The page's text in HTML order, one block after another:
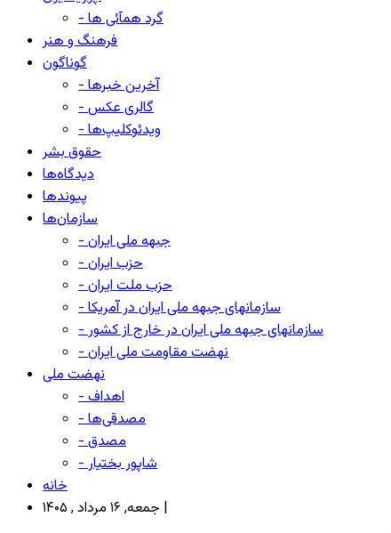
- گرد همآئی ها
فرهنگ و هنر
گوناگون
- آخرین خبرها
- گالری عکس
- ویدئوکلیپ‌ها
حقوق بشر
دیدگاه‌ها
پیوندها
سازمان‌ها
- جبهه ملی ایران
- حزب ایران
- حزب ملت ایران
- سازمانهای جبهه ملی ایران در آمریکا
- سازمانهای جبهه ملی ایران در خارج از کشور
- نهضت مقاومت ملی ایران
نهضت ملی
- اهداف
- مصدقی‌ها
- مصدق
- شاپور بختیار
خانه
جمعه, ۱۶ مرداد , ۱۴۰۵ |